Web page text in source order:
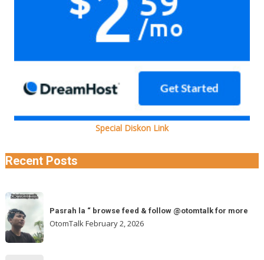
Special Diskon Link
Recent Posts
Pasrah
la
browse
Pasrah la “ browse feed & follow @otomtalk for more
OtomTalkFebruary 2, 2026